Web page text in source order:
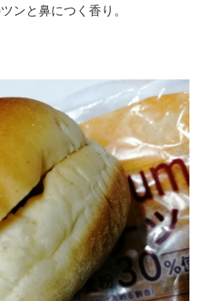
ンと鼻につく香り。